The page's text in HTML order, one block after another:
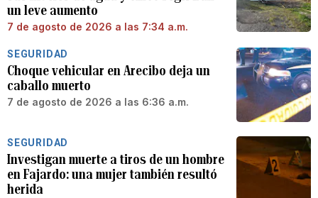
un leve aumento
7 de agosto de 2026 a las 7:34 a.m.
SEGURIDAD
Choque vehicular en Arecibo deja un
caballo muerto
7 de agosto de 2026 a las 6:36 a.m.
SEGURIDAD
Investigan muerte a tiros de un hombre
en Fajardo: una mujer también resultó
herida